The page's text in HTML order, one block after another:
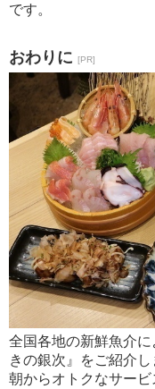
です。
おわりに [PR]
全国各地の新鮮魚介
きの銀次』をご紹介し
朝からオトクなサー